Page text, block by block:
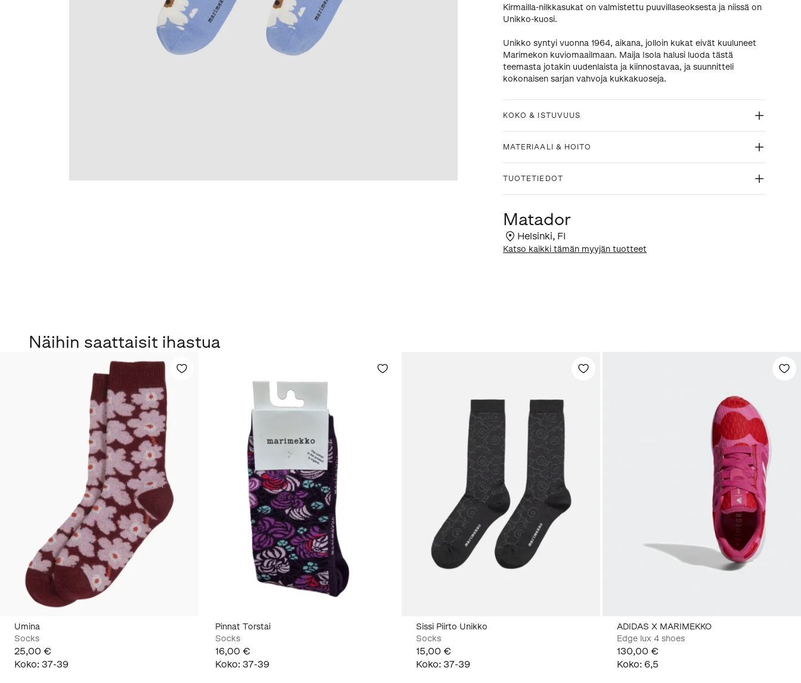
Kirmailla-nilkkasukat on valmistettu puuvillaseoksesta ja niissä on
Unikko-kuosi.
Unikko syntyi vuonna 1964, aikana, jolloin kukat eivät kuuluneet
Marimekon kuviomaailmaan. Maija Isola halusi luoda tästä
teemasta jotakin uudenlaista ja kiinnostavaa, ja suunnitteli
kokonaisen sarjan vahvoja kukkakuoseja.
KOKO & ISTUVUUS
MATERIAALI & HOITO
TUOTETIEDOT
Matador
Helsinki, FI
Katso kaikki tämän myyjän tuotteet
Näihin saattaisit ihastua
Umina
Socks
25,00 €
Koko: 37-39
Pinnat Torstai
Socks
16,00 €
Koko: 37-39
Sissi Piirto Unikko
Socks
15,00 €
Koko: 37-39
ADIDAS X MARIMEKKO
Edge lux 4 shoes
130,00 €
Koko: 6,5